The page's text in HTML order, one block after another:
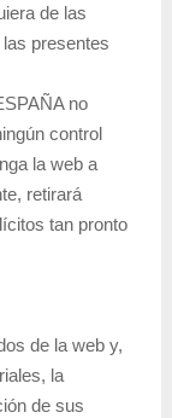
de las
presentes
no
control
la web a
retirará
tan pronto
de la web y,
la
de sus